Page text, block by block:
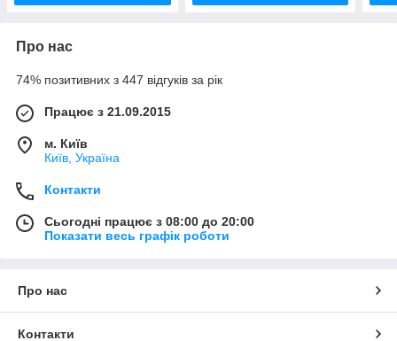
Про нас
74% позитивних з 447 відгуків за рік
Працює з 21.09.2015
м. Київ
Київ, Україна
Контакти
Сьогодні працює з 08:00 до 20:00
Показати весь графік роботи
Про нас
Контакти